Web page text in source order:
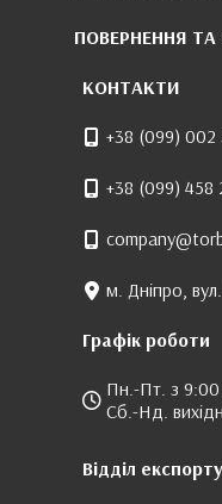
ПОВЕРНЕННЯ ТА
КОНТАКТИ
+38 (099) 002
+38 (099) 458
м. Дніпро,
Графік роботи
Пн.-Пт. з
Сб.-Нд.
Відділ експорту